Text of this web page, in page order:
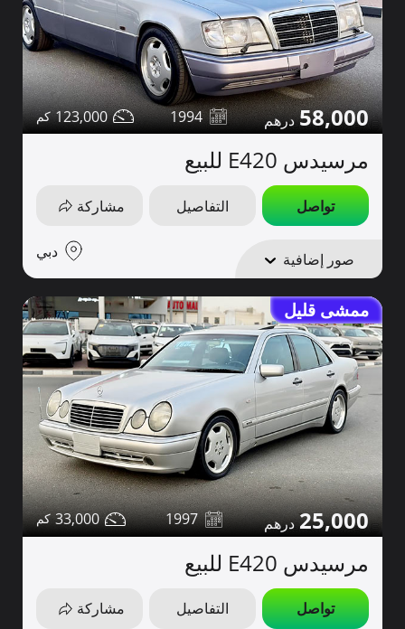
58,000
1994
123,000
مرسيدس E420 للبيع
تواصل التفاصيل مشاركة
صور إضافية دبي
ممشى قليل
25,000
1997
33,000
مرسيدس E420 للبيع
تواصل التفاصيل مشاركة